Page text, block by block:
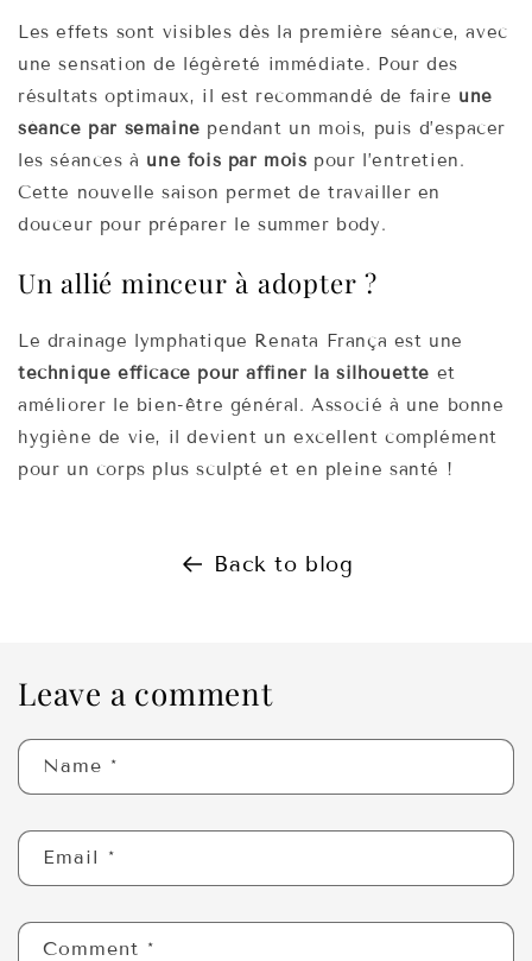
Les effets sont visibles dès la première séance, avec
une sensation de légèreté immédiate. Pour des
résultats optimaux, il est recommandé de faire une
séance par semaine pendant un mois, puis d’espacer
les séances à une fois par mois pour l’entretien.
Cette nouvelle saison permet de travailler en
douceur pour préparer le summer body.
Un allié minceur à adopter ?
Le drainage lymphatique Renata França est une
technique efficace pour affiner la silhouette et
améliorer le bien-être général. Associé à une bonne
hygiène de vie, il devient un excellent complément
pour un corps plus sculpté et en pleine santé !
Back to blog
Leave a comment
Name *
Email *
Comment *